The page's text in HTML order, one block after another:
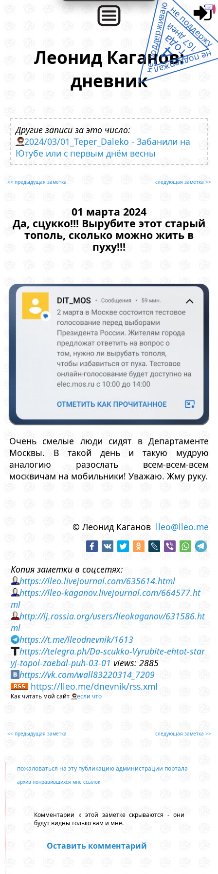
Леонид Каганов:
дневник
Другие записи за это число:
2024/03/01_Teper_Daleko - Забанили на
Ютубе или с первым днём весны
<< предыдущая заметка следующая заметка >>
01 марта 2024
Да, сцукко!!! Вырубите этот старый
тополь, сколько можно жить в
пуху!!!
Очень смелые люди сидят в Департаменте
Москвы. В такой день и такую мудрую
аналогию разослать всем-всем-всем
москвичам на мобильники! Уважаю. Жму руку.
© Леонид Каганов lleo@lleo.me
Копия заметки в соцсетях:
https://lleo.livejournal.com/635614.html
https://lleo-kaganov.livejournal.com/664577.ht
ml
http://lj.rossia.org/users/lleokaganov/631586.ht
ml
https://t.me/lleodnevnik/1613
https://telegra.ph/Da-scukko-Vyrubite-ehtot-star
yj-topol-zaebal-puh-03-01 views: 2885
https://vk.com/wall83220314_7209
https://lleo.me/dnevnik/rss.xml
Как читать мой сайт если что
<< предыдущая заметка следующая заметка >>
пожаловаться на эту публикацию администрации портала
архив понравившихся мне ссылок
Комментарии к этой заметке скрываются - они
будут видны только вам и мне.
Оставить комментарий
не поддержал
не поддерживаюне поддержу
4
года
167 дней